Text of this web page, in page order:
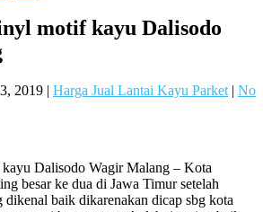
motif kayu Dalisodo
2019 | Harga Jual Lantai Kayu Parket | No
Dalisodo Wagir Malang – Kota
besar ke dua di Jawa Timur setelah
dikenal baik dikarenakan dicap sbg kota